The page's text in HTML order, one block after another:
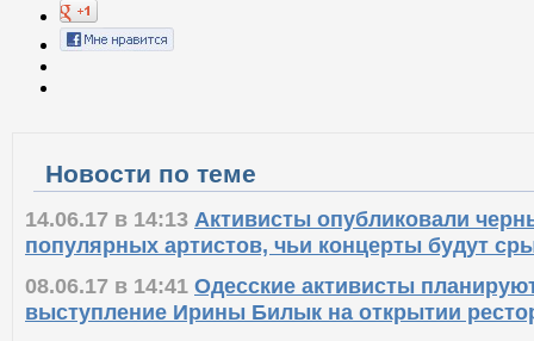
Новости по теме
14.06.17 в 14:13 Активисты опубликовали
популярных артистов, чьи концерты будут
08.06.17 в 14:41 Одесские активисты
выступление Ирины Билык на открытии